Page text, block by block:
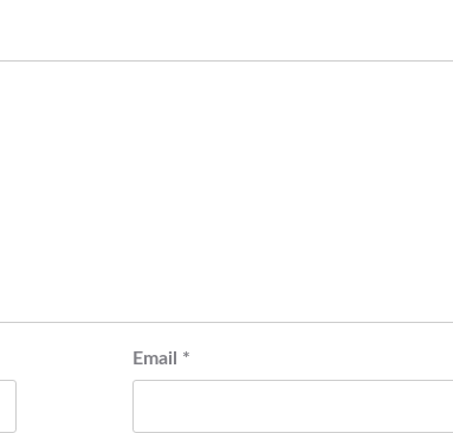
Email *